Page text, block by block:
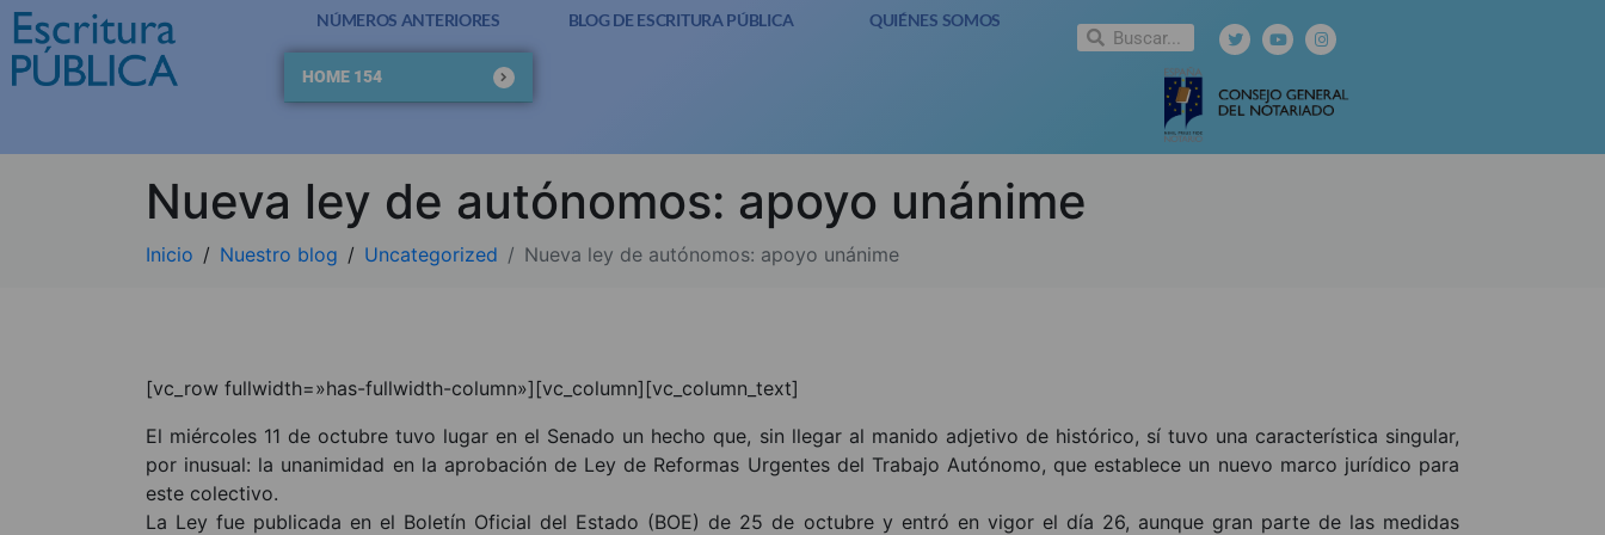
NÚMEROS ANTERIORES
HOME 154
BLOG DE ESCRITURA PÚBLICA QUIÉNES SOMOS
Nueva ley de autónomos: apoyo unánime
Inicio Nuestro blog Uncategorized Nueva ley de autónomos: apoyo unánime
[vc_row fullwidth=»has-fullwidth-column»][vc_column][vc_column_text]
El miércoles 11 de octubre tuvo lugar en el Senado un hecho que, sin llegar al manido adjetivo de histórico, sí tuvo una característica singular,
por inusual: la unanimidad en la aprobación de Ley de Reformas Urgentes del Trabajo Autónomo, que establece un nuevo marco jurídico para
este colectivo.
La Ley fue publicada en el Boletín Oficial del Estado (BOE) de 25 de octubre y entró en vigor el día 26, aunque gran parte de las medidas